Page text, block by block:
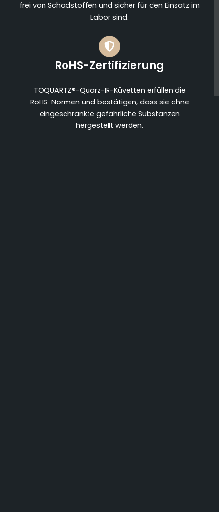
frei von Schadstoffen und sicher für den Einsatz im
Labor sind.
RoHS-Zertifizierung
TOQUARTZ®-Quarz-IR-Küvetten erfüllen die
RoHS-Normen und bestätigen, dass sie ohne
eingeschränkte gefährliche Substanzen
hergestellt werden.